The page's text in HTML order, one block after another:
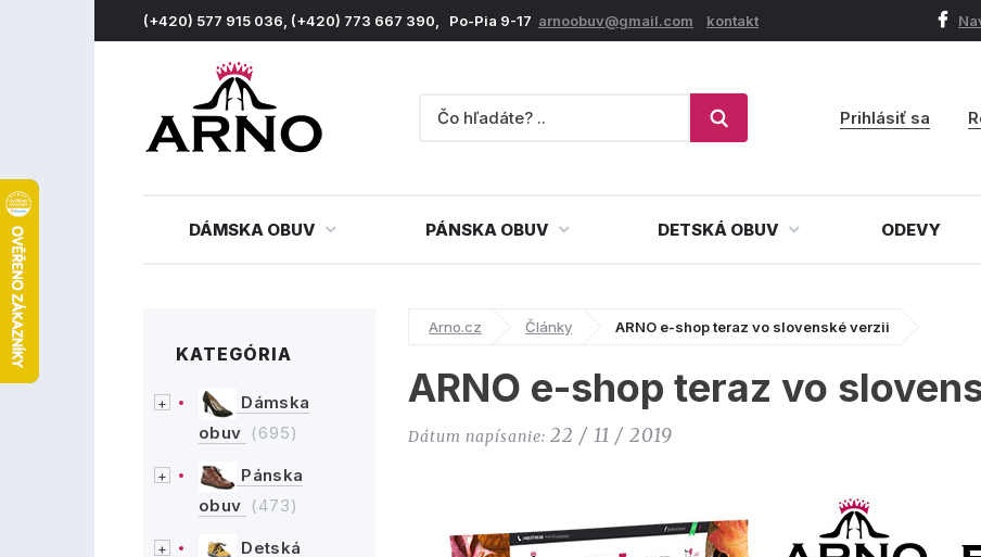
(+420) 577 915 036, (+420) 773 667 390, Po-Pia 9-17 arnoobuv@gmail.com kontakt
Prihlásiť sa
DÁMSKA OBUV PÁNSKA OBUV DETSKÁ OBUV ODEVY
KATEGÓRIA
Dámska
obuv (695)
Pánska
obuv (473)
Detská
Arno.cz Články ARNO e-shop teraz vo slovenské verzii
ARNO e-shop teraz vo
Dátum napísanie:22 / 11 / 2019